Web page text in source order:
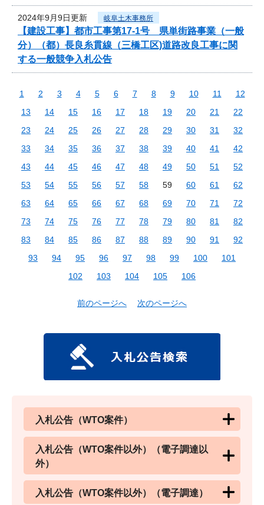
2024年9月9日更新 岐阜土木事務所
【建設工事】都市工事第17-1号 県単街路事業（一般
分）（都）長良糸貫線（三橋工区)道路改良工事に関
する一般競争入札公告
1 2 3 4 5 6 7 8 9 10 11
12
13
14 15 16 17 18 19 20 21
22
23
24 25 26 27 28 29 30 31
32
33
34 35 36 37 38 39 40 41
42
43
44 45 46 47 48 49 50 51
52
53
54 55 56 57 58 59 60 61
62
63
64 65 66 67 68 69 70 71
72
73
74 75 76 77 78 79 80 81
82
83
84 85 86 87 88 89 90 91
92
93
94 95 96 97 98 99 100
101
102
103 104 105 106
前のページへ 次のページへ
入札公告（WTO案件）
入札公告（WTO案件以外）（電子調達以
外）
入札公告（WTO案件以外）（電子調達）